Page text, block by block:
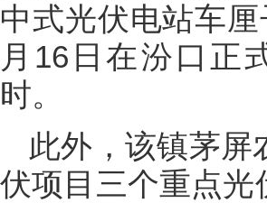
中式光伏电站车
月16日在汾口正
时。
此外，该镇茅屏
伏项目三个重点